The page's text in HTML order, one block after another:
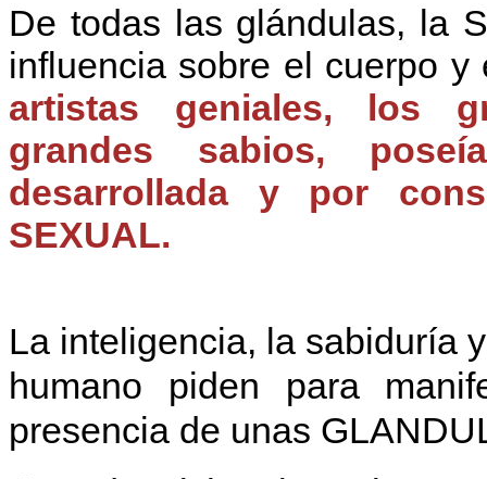
De todas las glándulas, la
influencia sobre el cuerpo
artistas geniales, los
grandes sabios,
desarrollada y por
SEXUAL.
La inteligencia, la sabiduría
humano piden para
presencia de unas